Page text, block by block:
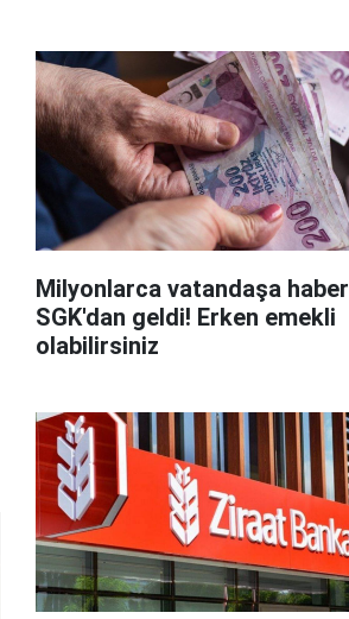
Milyonlarca vatandaşa haber
SGK'dan geldi! Erken emekli
olabilirsiniz